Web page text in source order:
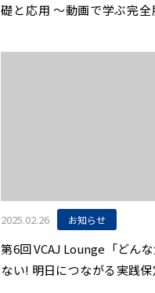
礎と応用 〜動画で学ぶ完全
せ
2025.02.26 お知らせ
第6回 VCAJ Lounge「どん
ない! 明日につながる実践